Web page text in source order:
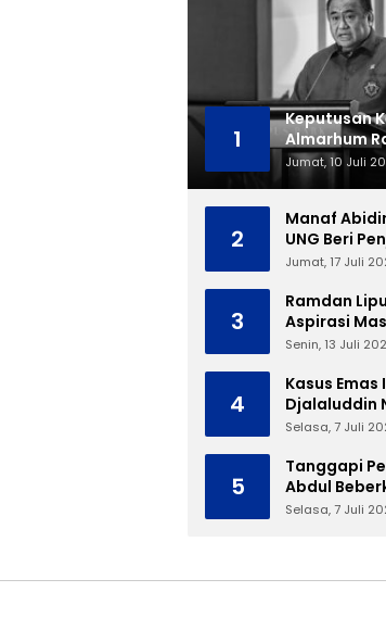
1
Keputusan
Almarhum
Jumat, 10 Juli
2
Manaf
UNG Beri
Soal
Jumat, 17 Juli
3
Ramdan
Aspirasi
LGBT di
Senin, 13 Juli
4
Kasus
Djalaluddin
Berkas
Selasa, 7 Juli
5
Tanggapi
Abdul
Panin Soal
Selasa, 7 Juli